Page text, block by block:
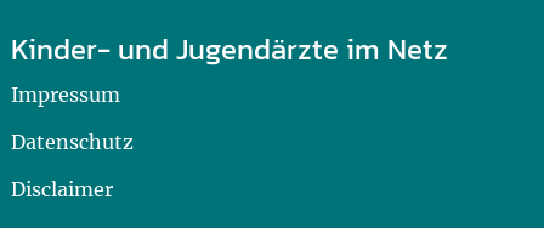
Kinder- und Jugendärzte im Netz
Impressum
Datenschutz
Disclaimer